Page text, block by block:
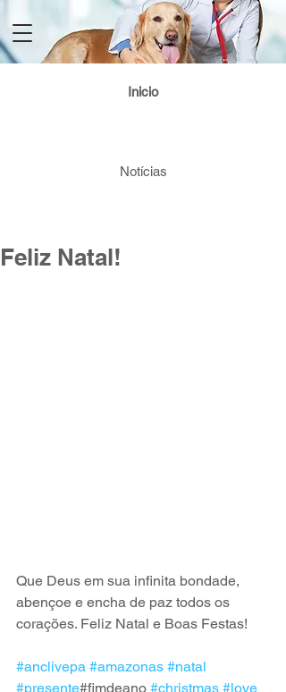
Login / Registre-se
Inicio
Notícias
Feliz Natal!
Que Deus em sua infinita bondade,
abençoe e encha de paz todos os
corações. Feliz Natal e Boas Festas!
#anclivepa #amazonas #natal
#presente#fimdeano #christmas #love